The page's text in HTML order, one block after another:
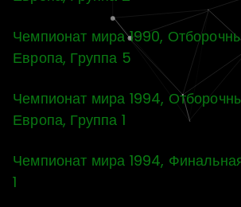
Чемпионат мира 1990,
Европа, Группа 5
Чемпионат мира 1994,
Европа, Группа 1
Чемпионат мира 1994,
1